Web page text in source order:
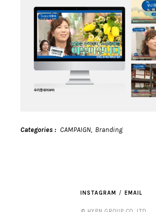
Categories CAMPAIGN Branding
INSTAGRAM EMAIL